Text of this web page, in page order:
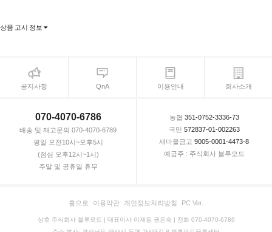
상품 고시 정보
공지사항 QnA 이용안내 회사소개
070-4070-6786
배송 및 재고문의 070-4070-6789
평일 오전10시~오후5시
(점심 오후12시~1시)
주말 및 공휴일 휴무
농협 351-0752-3336-73
국민 572837-01-002263
새마을금고 9005-0001-4473-8
예금주 : 주식회사 블루모드
홈으로 이용약관 개인정보처리방침 PC Ver.
상호 주식회사 블루모드 | 대표이사 이재동 권은숙 | 전화 070-4070-6786